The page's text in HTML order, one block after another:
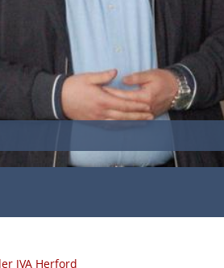
JVA Herford